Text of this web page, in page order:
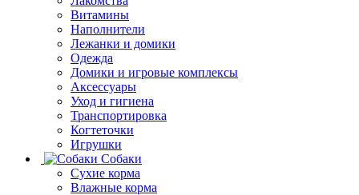
Витамины
Наполнители
Лежанки и домики
Одежда
Домики и игровые комплексы
Аксессуары
Уход и гигиена
Транспортировка
Когтеточки
Игрушки
Собаки
Сухие корма
Влажные корма